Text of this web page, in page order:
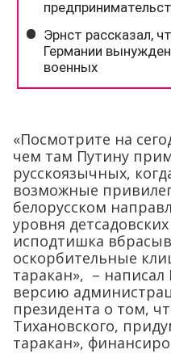
«Посмотрите на
чем там Путину
русскоязычных,
возможные
белорусском
уровня
исподтишка
оскорбительные
таракан», –
версию
президента о том,
Тихановского,
таракан»,